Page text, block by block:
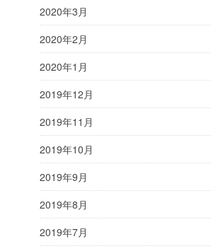
2020年3月
2020年2月
2020年1月
2019年12月
2019年11月
2019年10月
2019年9月
2019年8月
2019年7月